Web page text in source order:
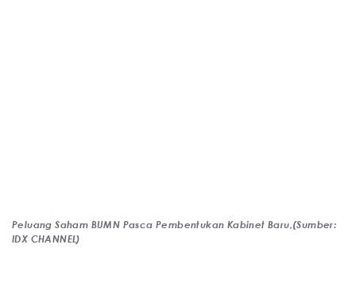
Peluang Saham BUMN Pasca Pembentukan Kabinet Baru,(Sumber:
IDX CHANNEL)